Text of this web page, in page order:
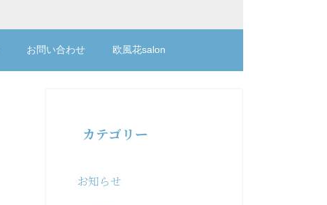
お問い合わせ 欧風花salon
カテゴリー
お知らせ